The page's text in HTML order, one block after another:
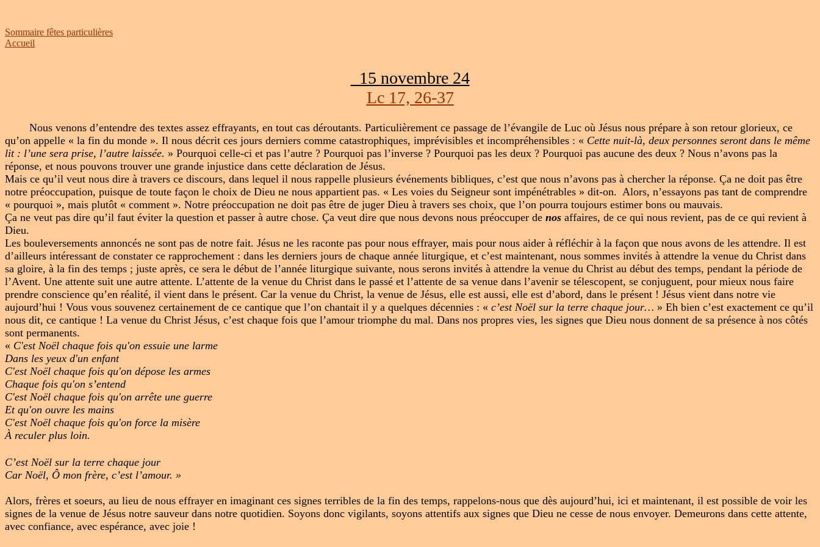
Sommaire fêtes particulières
Accueil
15 novembre 24
Lc 17, 26-37
Nous venons d’entendre des textes assez effrayants, en tout cas déroutants. Particulièrement ce passage de l’évangile de Luc où Jésus nous prépare à son retour glorieux, ce
qu’on appelle « la fin du monde ». Il nous décrit ces jours derniers comme catastrophiques, imprévisibles et incompréhensibles : « Cette nuit-là, deux personnes seront dans le même
lit : l’une sera prise, l’autre laissée. » Pourquoi celle-ci et pas l’autre ? Pourquoi pas l’inverse ? Pourquoi pas les deux ? Pourquoi pas aucune des deux ? Nous n’avons pas la
réponse, et nous pouvons trouver une grande injustice dans cette déclaration de Jésus.
Mais ce qu’il veut nous dire à travers ce discours, dans lequel il nous rappelle plusieurs événements bibliques, c’est que nous n’avons pas à chercher la réponse. Ça ne doit pas être
notre préoccupation, puisque de toute façon le choix de Dieu ne nous appartient pas. « Les voies du Seigneur sont impénétrables » dit-on. Alors, n’essayons pas tant de comprendre
« pourquoi », mais plutôt « comment ». Notre préoccupation ne doit pas être de juger Dieu à travers ses choix, que l’on pourra toujours estimer bons ou mauvais.
Ça ne veut pas dire qu’il faut éviter la question et passer à autre chose. Ça veut dire que nous devons nous préoccuper de nos affaires, de ce qui nous revient, pas de ce qui revient à
Dieu.
Les bouleversements annoncés ne sont pas de notre fait. Jésus ne les raconte pas pour nous effrayer, mais pour nous aider à réfléchir à la façon que nous avons de les attendre. Il est
d’ailleurs intéressant de constater ce rapprochement : dans les derniers jours de chaque année liturgique, et c’est maintenant, nous sommes invités à attendre la venue du Christ dans
sa gloire, à la fin des temps ; juste après, ce sera le début de l’année liturgique suivante, nous serons invités à attendre la venue du Christ au début des temps, pendant la période de
l’Avent. Une attente suit une autre attente. L’attente de la venue du Christ dans le passé et l’attente de sa venue dans l’avenir se télescopent, se conjuguent, pour mieux nous faire
prendre conscience qu’en réalité, il vient dans le présent. Car la venue du Christ, la venue de Jésus, elle est aussi, elle est d’abord, dans le présent ! Jésus vient dans notre vie
aujourd’hui ! Vous vous souvenez certainement de ce cantique que l’on chantait il y a quelques décennies : « c’est Noël sur la terre chaque jour… » Eh bien c’est exactement ce qu’il
nous dit, ce cantique ! La venue du Christ Jésus, c’est chaque fois que l’amour triomphe du mal. Dans nos propres vies, les signes que Dieu nous donnent de sa présence à nos côtés
sont permanents.
« C'est Noël chaque fois qu'on essuie une larme
Dans les yeux d'un enfant
C'est Noël chaque fois qu'on dépose les armes
Chaque fois qu'on s’entend
C'est Noël chaque fois qu'on arrête une guerre
Et qu'on ouvre les mains
C'est Noël chaque fois qu'on force la misère
À reculer plus loin.
C’est Noël sur la terre chaque jour
Car Noël, Ô mon frère, c’est l’amour. »
Alors, frères et soeurs, au lieu de nous effrayer en imaginant ces signes terribles de la fin des temps, rappelons-nous que dès aujourd’hui, ici et maintenant, il est possible de voir les
signes de la venue de Jésus notre sauveur dans notre quotidien. Soyons donc vigilants, soyons attentifs aux signes que Dieu ne cesse de nous envoyer. Demeurons dans cette attente,
avec confiance, avec espérance, avec joie !